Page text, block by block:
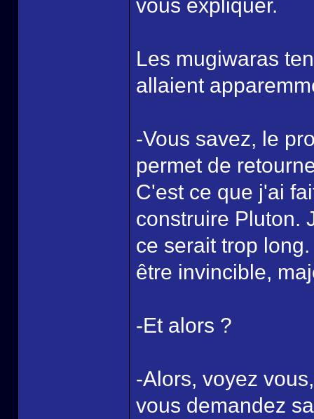
vous expliquer.
Les mugiwaras
allaient
-Vous savez, le
permet de
C'est ce que j'ai
construire Pluton.
ce serait trop
être invincible,
-Et alors ?
-Alors, voyez
vous demandez